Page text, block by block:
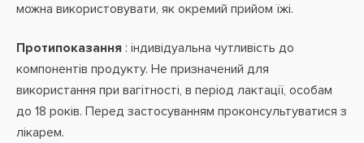
можна використовувати, як окремий прийом їжі.
Протипоказання : індивідуальна чутливість до
компонентів продукту. Не призначений для
використання при вагітності, в період лактації, особам
до 18 років. Перед застосуванням проконсультуватися з
лікарем.